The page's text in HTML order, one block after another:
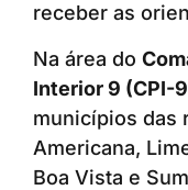
receber as
Na área do
Interior 9 (CPI-
municípios das
Americana,
Boa Vista e